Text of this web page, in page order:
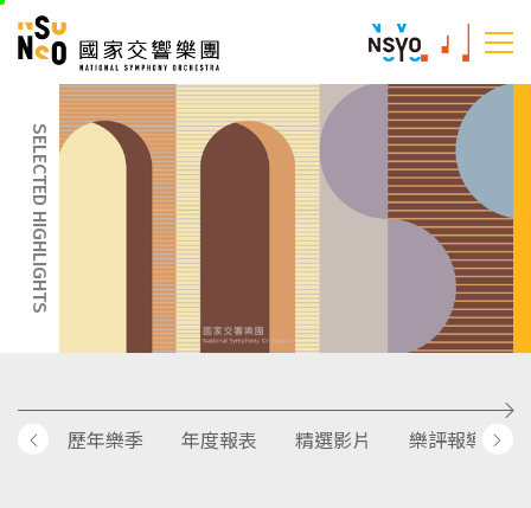
跳
::: 國家交響樂團
SELECTED HIGHLIGHTS
歷年樂季 年度報表 精選影片 樂評報導